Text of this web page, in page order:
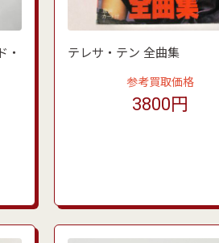
・
テレサ・テン 全曲集
参考買取価格
3800円